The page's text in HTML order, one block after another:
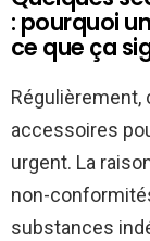
: pourquoi
ce que ça
accessoires
urgent. La
non-
substances